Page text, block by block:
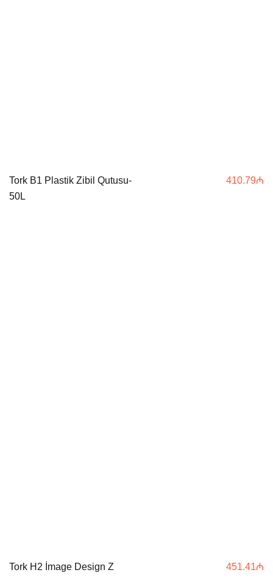
Tork B1 Plastik Zibil Qutusu-
50L
410.79₼
Tork H2 İmage Design Z
451.41₼